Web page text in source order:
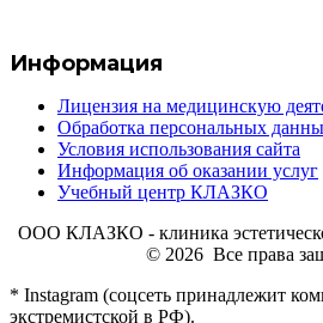
Информация
Лицензия на медицинскую
Обработка персональных
Условия использования сайта
Информация об оказании услуг
Учебный центр КЛАЗКО
ООО КЛАЗКО - клиника
© 2026 Все права
* Instagram (соцсеть принадлежит
экстремистской в РФ).